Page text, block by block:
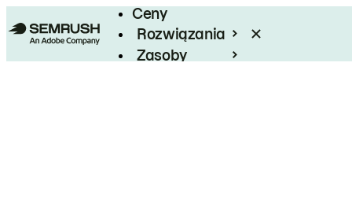
Ceny
Rozwiązania
Zasoby